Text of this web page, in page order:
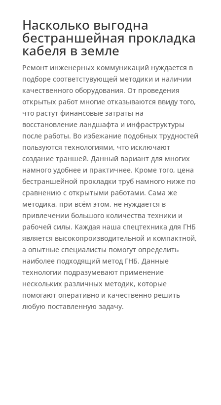
Насколько выгодна
бестраншейная прокладка
кабеля в земле
Ремонт инженерных коммуникаций нуждается в
подборе соответстувующей методики и наличии
качественного оборудования. От проведения
открытых работ многие отказываются ввиду того,
что растут финансовые затраты на
восстановление ландшафта и инфраструктуры
после работы. Во избежание подобных трудностей
пользуются технологиями, что исключают
создание траншей. Данный вариант для многих
намного удобнее и практичнее. Кроме того, цена
бестраншейной прокладки труб намного ниже по
сравнению с открытыми работами. Сама же
методика, при всём этом, не нуждается в
привлечении большого количества техники и
рабочей силы. Каждая наша спецтехника для ГНБ
является высокопроизводительной и компактной,
а опытные специалисты помогут определить
наиболее подходящий метод ГНБ. Данные
технологии подразумевают применение
нескольких различных методик, которые
помогают оперативно и качественно решить
любую поставленную задачу.